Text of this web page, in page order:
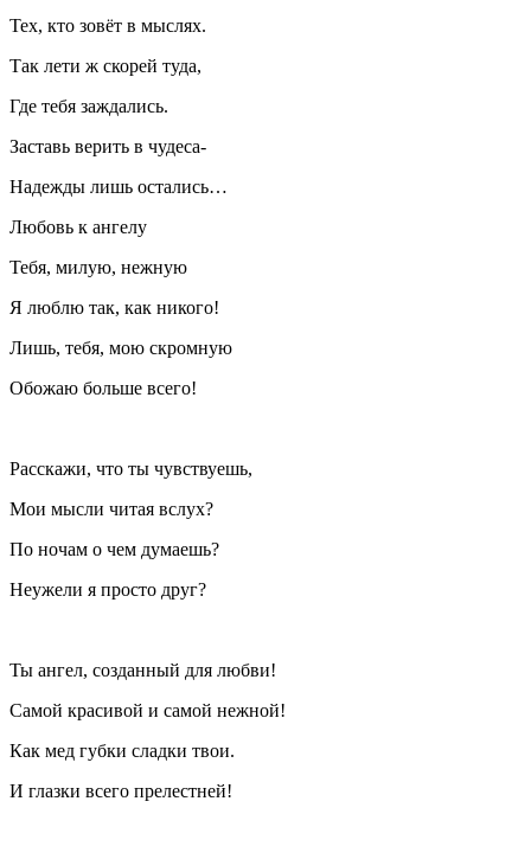
Тех, кто зовёт в мыслях.
Так лети ж скорей туда,
Где тебя заждались.
Заставь верить в чудеса-
Надежды лишь остались…
Любовь к ангелу
Тебя, милую, нежную
Я люблю так, как никого!
Лишь, тебя, мою скромную
Обожаю больше всего!
Расскажи, что ты чувствуешь,
Мои мысли читая вслух?
По ночам о чем думаешь?
Неужели я просто друг?
Ты ангел, созданный для любви!
Самой красивой и самой нежной!
Как мед губки сладки твои.
И глазки всего прелестней!